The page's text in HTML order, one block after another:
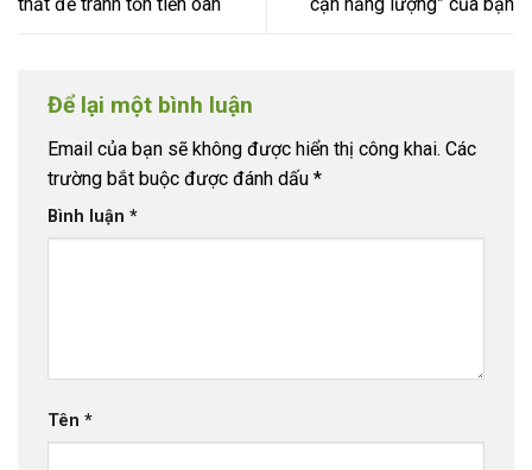
thất để tránh tốn tiền oan
cạn năng lượng” của bạn
Để lại một bình luận
Email của bạn sẽ không được hiển thị công khai. Các
trường bắt buộc được đánh dấu *
Bình luận *
Tên *